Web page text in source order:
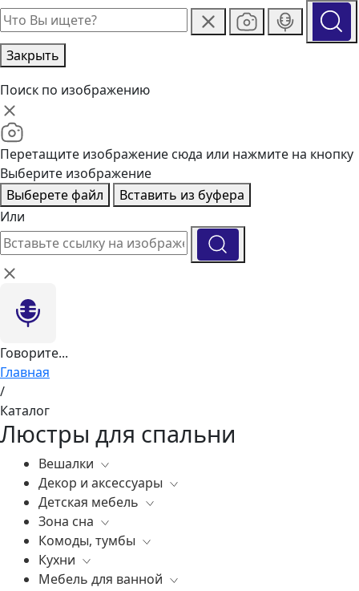
Закрыть
Поиск по изображению
Перетащите изображение сюда или нажмите на кнопку
Выберите изображение
Выберете файл
Вставить из буфера
Или
Говорите...
Главная
/
Каталог
Люстры для спальни
Вешалки
Все
Декор и аксессуары
Все
Вазы
Элитные зеркала
Ковры
Статуэтки
Детская мебель
Все
Комоды, тумбы
Зеркала
Освещение
Зона сна
Все
Постельное белье
Матрасы
Комоды, тумбы
Все
Бары
Кухни
Все
Мебель для ванной